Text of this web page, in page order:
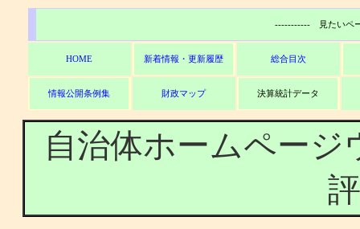
----------- 見たいペ
HOME 新着情報・更新履歴 総合目次
情報公開条例集 財政マップ 決算統計データ
自治体ホームペー